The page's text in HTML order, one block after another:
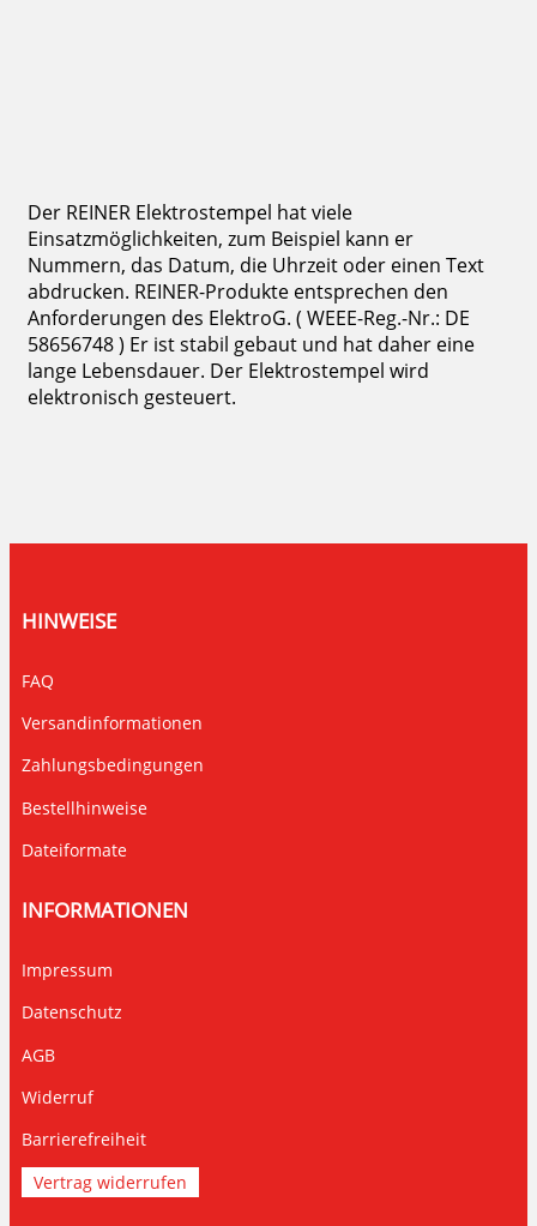
Der REINER Elektrostempel hat viele
Einsatzmöglichkeiten, zum Beispiel kann er
Nummern, das Datum, die Uhrzeit oder einen Text
abdrucken. REINER-Produkte entsprechen den
Anforderungen des ElektroG. ( WEEE-Reg.-Nr.: DE
58656748 ) Er ist stabil gebaut und hat daher eine
lange Lebensdauer. Der Elektrostempel wird
elektronisch gesteuert.
HINWEISE
FAQ
Versandinformationen
Zahlungsbedingungen
Bestellhinweise
Dateiformate
INFORMATIONEN
Impressum
Datenschutz
AGB
Widerruf
Barrierefreiheit
Vertrag widerrufen